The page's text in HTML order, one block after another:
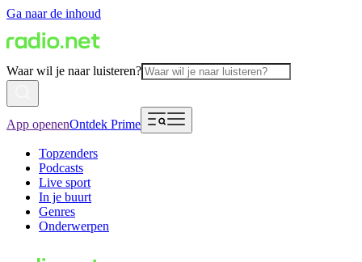
Ga naar de inhoud
Waar wil je naar luisteren?
App openenOntdek Prime
Topzenders
Podcasts
Live sport
In je buurt
Genres
Onderwerpen